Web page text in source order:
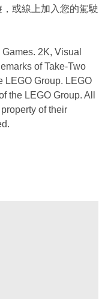
或線上加入您的駕駛
2K, Visual
of Take-Two
LEGO Group. LEGO
the LEGO Group. All
of their